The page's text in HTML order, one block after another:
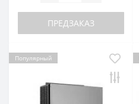
ПРЕДЗАКАЗ
Популярный